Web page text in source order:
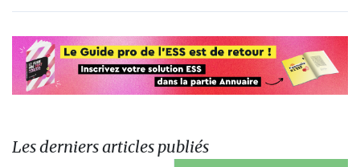
Les derniers articles publiés